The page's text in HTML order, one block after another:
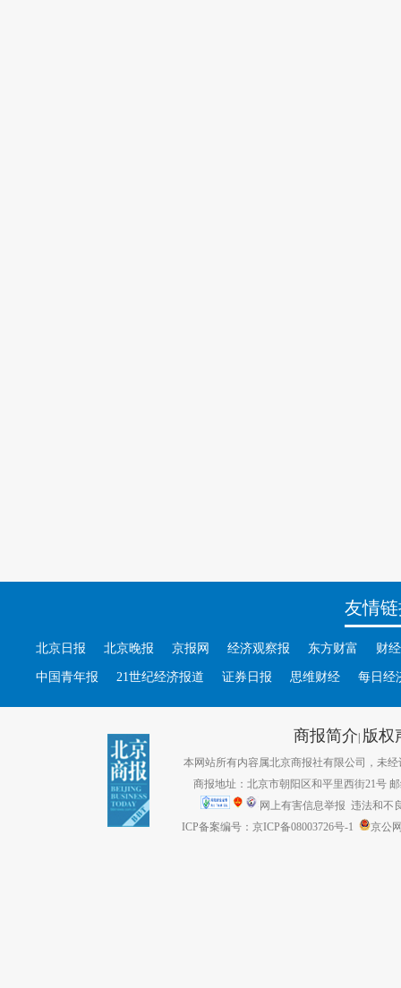
友情
北京日报 北京晚报 京报网 经济观察报 东方财富 财
中国青年报 21世纪经济报道 证券日报 思维财经 每日经
商报简介| 版权
本网站所有内容属北京商报社有限公司，未经
商报地址：北京市朝阳区和平里西街21号
网上有害信息举报 违法和不
ICP备案编号：京ICP备08003726号-1
京公